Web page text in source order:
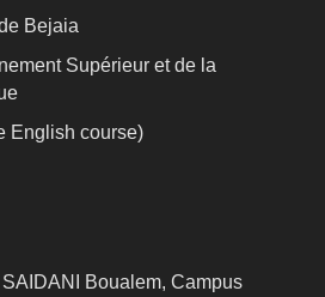
Bejaia
Supérieur et de la
English course)
Boualem, Campus